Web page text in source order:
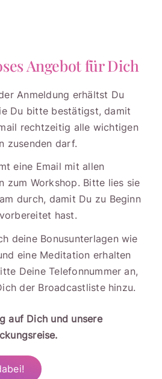
Angebot für Dich
Anmeldung erhältst Du
Du bitte bestätigst, damit
rechtzeitig alle wichtigen
zusenden darf.
eine Email mit allen
zum Workshop. Bitte lies sie
durch, damit Du zu Beginn
hast.
deine Bonusunterlagen wie
eine Meditation erhalten
Deine Telefonnummer an,
der Broadcastliste hinzu.
auf Dich und unsere